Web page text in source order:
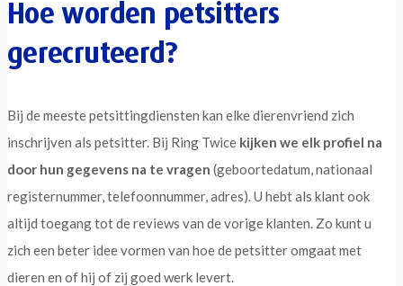
Hoe worden petsitters
gerecruteerd?
Bij de meeste petsittingdiensten kan elke dierenvriend zich
inschrijven als petsitter. Bij Ring Twice kijken we elk profiel na
door hun gegevens na te vragen (geboortedatum, nationaal
registernummer, telefoonnummer, adres). U hebt als klant ook
altijd toegang tot de reviews van de vorige klanten. Zo kunt u
zich een beter idee vormen van hoe de petsitter omgaat met
dieren en of hij of zij goed werk levert.